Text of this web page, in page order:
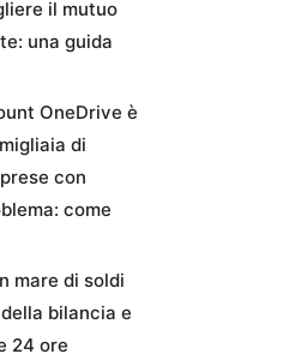
il mutuo
una guida
OneDrive è
di
con
come
mare di soldi
bilancia e
24 ore